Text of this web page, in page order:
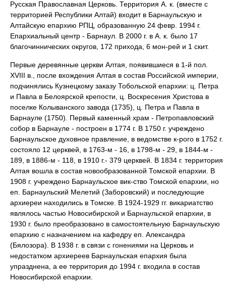
Русская Православная Церковь. Территория А. к. (вместе с
территорией Республики Алтай) входит в Барнаульскую и
Алтайскую епархию РПЦ, образованную 24 февр. 1994 г.
Епархиальный центр - Барнаул. В 2000 г. в А. к. было 17
благочиннических округов, 172 прихода, 6 мон-рей и 1 скит.
Первые деревянные церкви Алтая, появившиеся в 1-й пол.
XVIII в., после вхождения Алтая в состав Российской империи,
подчинялись Кузнецкому заказу Тобольской епархии: ц. Петра
и Павла в Белоярской крепости, ц. Воскресения Христова в
поселке Колыванского завода (1735), ц. Петра и Павла в
Барнауле (1750). Первый каменный храм - Петропавловский
собор в Барнауле - построен в 1774 г. В 1750 г. учреждено
Барнаульское духовное правление, в ведомстве к-рого в 1752 г.
состояло 12 церквей, в 1763-м - 16, в 1798-м - 29, в 1844-м -
189, в 1886-м - 118, в 1910 г.- 379 церквей. В 1834 г. территория
Алтая вошла в состав новообразованной Томской епархии. В
1908 г. учреждено Барнаульское вик-ство Томской епархии, но
еп. Барнаульский Мелетий (Заборовский) и последующие
архиереи находились в Томске. В 1924-1929 гг. викариатство
являлось частью Новосибирской и Барнаульской епархии, в
1930 г. было преобразовано в самостоятельную Барнаульскую
епархию с назначением на кафедру еп. Александра
(Бялозора). В 1938 г. в связи с гонениями на Церковь и
недостатком архиереев Барнаульская епархия была
упразднена, а ее территория до 1994 г. входила в состав
Новосибирской епархии.